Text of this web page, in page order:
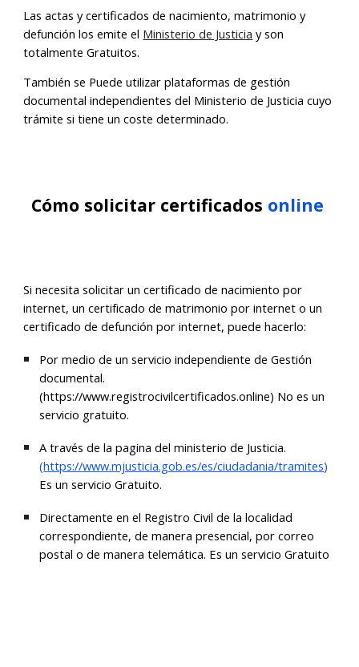
Las actas y certificados de nacimiento, matrimonio y
defunción los emite el Ministerio de Justicia y son
totalmente Gratuitos.
También se Puede utilizar plataformas de gestión
documental independientes del Ministerio de Justicia cuyo
trámite si tiene un coste determinado.
Cómo solicitar certificados online
Si necesita solicitar un certificado de nacimiento por
internet,un certificado dematrimonio por internet o un
certificado de defunción por internet, puede hacerlo:
Por medio de un servicio independiente de Gestión
documental.
(https://www.registrocivilcertificados.online) No esun
servicio gratuito.
A través de la pagina del ministerio de Justicia.
(https://www.mjusticia.gob.es/es/ciudadania/tramites)
Es un servicio Gratuito.
Directamente en el Registro Civil de la localidad
correspondiente, de manera presencial, por correo
postal o de manera telemática. Es un servicioGratuito